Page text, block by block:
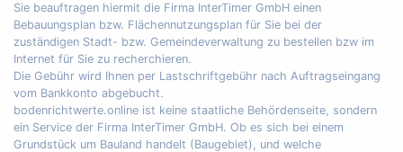
Sie beauftragen hiermit die Firma InterTimer GmbH einen
Bebauungsplan bzw. Flächennutzungsplan für Sie bei der
zuständigen Stadt- bzw. Gemeindeverwaltung zu bestellen bzw im
Internet für Sie zu recherchieren.
Die Gebühr wird Ihnen per Lastschriftgebühr nach Auftragseingang
vom Bankkonto abgebucht.
bodenrichtwerte.online ist keine staatliche Behördenseite, sondern
ein Service der Firma InterTimer GmbH. Ob es sich bei einem
Grundstück um Bauland handelt (Baugebiet), und welche